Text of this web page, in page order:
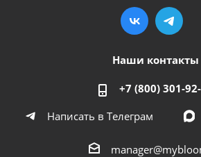
Наши контакты
+7 (800) 301-
Написать в Телеграм